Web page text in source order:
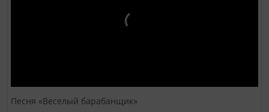
Песня «Веселый барабанщик»